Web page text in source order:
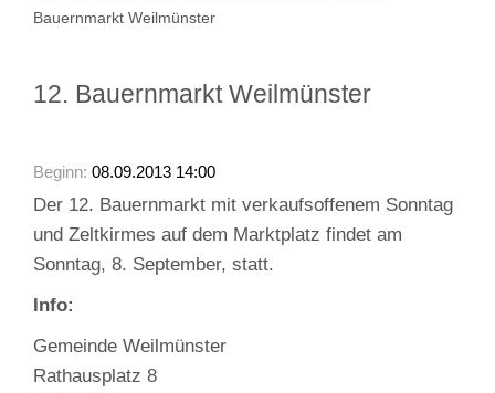
Bauernmarkt Weilmünster
12. Bauernmarkt Weilmünster
Beginn: 08.09.2013 14:00
Der 12. Bauernmarkt mit verkaufsoffenem Sonntag
und Zeltkirmes auf dem Marktplatz findet am
Sonntag, 8. September, statt.
Info:
Gemeinde Weilmünster
Rathausplatz 8